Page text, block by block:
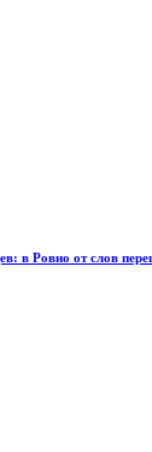
в Ровно от слов